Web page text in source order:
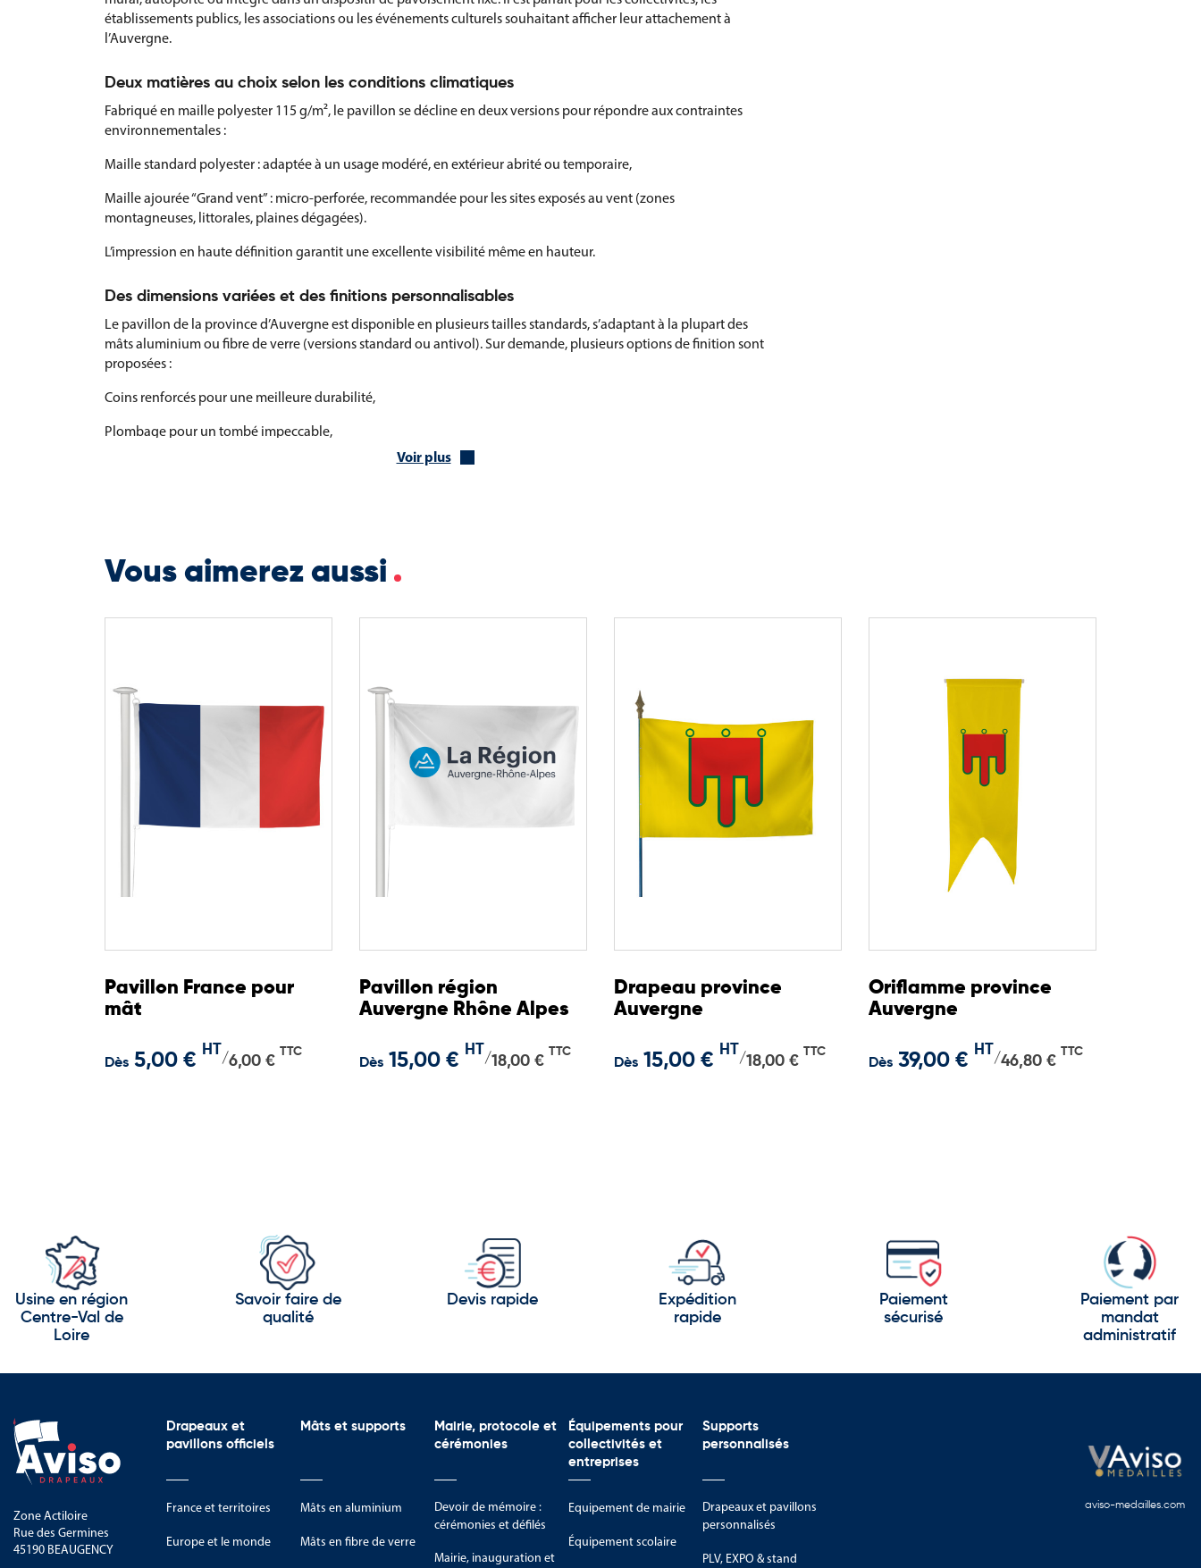
établissements publics, les associations ou les événements culturels souhaitant afficher leur attachement à
l’Auvergne.
Deux matières au choix selon les conditions climatiques
Fabriqué en maille polyester 115 g/m², le pavillon se décline en deux versions pour répondre aux contraintes
environnementales :
Maille standard polyester : adaptée à un usage modéré, en extérieur abrité ou temporaire,
Maille ajourée “Grand vent” : micro-perforée, recommandée pour les sites exposés au vent (zones
montagneuses, littorales, plaines dégagées).
L’impression en haute définition garantit une excellente visibilité même en hauteur.
Des dimensions variées et des finitions personnalisables
Le pavillon de la province d’Auvergne est disponible en plusieurs tailles standards, s’adaptant à la plupart des
mâts aluminium ou fibre de verre (versions standard ou antivol). Sur demande, plusieurs options de finition sont
proposées :
Coins renforcés pour une meilleure durabilité,
Plombage pour un tombé impeccable,
Monture marine pour les environnements humides,Voir plus
Vous aimerez aussi
Pavillon France pour
mât
Dès 5,00 € HT
/6,00 €
TTC
Pavillon région
Auvergne Rhône Alpes
Dès 15,00 € HT
/18,00 €
TTC
Drapeau province
Auvergne
Dès 15,00 € HT
/18,00 €
TTC
Oriflamme province
Auvergne
Dès 39,00 € HT
/46,80 €
TTC
Usine en région
Centre-Val de
Loire
Savoir faire de
qualité
Devis rapide
Expédition
rapide
Paiement
sécurisé
Paiement par
mandat
administratif
Zone Actiloire
Rue des Germines
45190 BEAUGENCY
Drapeaux et
pavillons officiels
France et territoires
Europe et le monde
Mâts et supports
Mâts en aluminium
Mâts en fibre de verre
Mairie, protocole et
cérémonies
Devoir de mémoire :
cérémonies et défilés
Mairie, inauguration et
Équipements pour
collectivités et
entreprises
Equipement de mairie
Équipement scolaire
Supports
personnalisés
Drapeaux et pavillons
personnalisés
PLV, EXPO & stand
aviso-medailles.com